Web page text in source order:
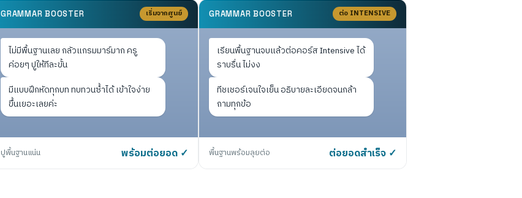
GRAMMAR BOOSTER เริ่มจากศูนย์
ไม่มีพื้นฐานเลย กลัวแกรมมาร์มาก ครู
ค่อยๆ ปูให้ทีละขั้น
มีแบบฝึกหัดทุกบท ทบทวนซ้ำได้ เข้าใจง่าย
ขึ้นเยอะเลยค่ะ
ปูพื้นฐานแน่น พร้อมต่อยอด ✓
GRAMMAR BOOSTER ต่อ INTENSIVE
เรียนพื้นฐานจบแล้วต่อคอร์ส Intensive ได้
ราบรื่น ไม่งง
ทีชเชอร์เจนใจเย็น อธิบายละเอียดจนกล้า
ถามทุกข้อ
พื้นฐานพร้อมลุยต่อ ต่อยอดสำเร็จ ✓